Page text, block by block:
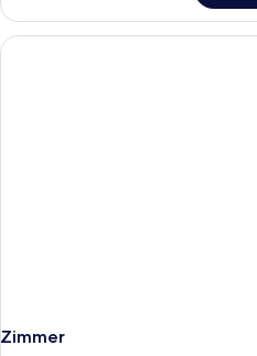
Zimmer